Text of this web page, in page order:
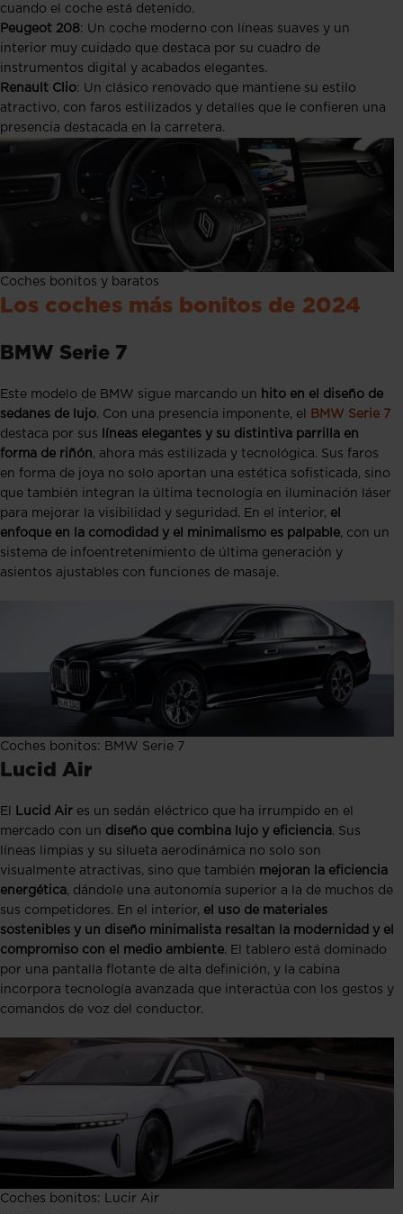
cuando el coche está detenido.
Peugeot 208: Un coche moderno con líneas suaves y un
interior muy cuidado que destaca por su cuadro de
instrumentos digital y acabados elegantes.
Renault Clio: Un clásico renovado que mantiene su estilo
atractivo, con faros estilizados y detalles que le confieren una
presencia destacada en la carretera.
Coches bonitos y baratos
Los coches más bonitos de 2024
BMW Serie 7
Este modelo de BMW sigue marcando un hito en el diseño de
sedanes de lujo. Con una presencia imponente, el
BMW Serie 7
destaca por sus
líneas elegantes y su distintiva parrilla en
forma de riñón, ahora más estilizada y tecnológica. Sus faros
en forma de joya no solo aportan una estética sofisticada, sino
que también integran la última tecnología en iluminación láser
para mejorar la visibilidad y seguridad. En el interior, el
enfoque en la comodidad y el minimalismo es palpable, con un
sistema de infoentretenimiento de última generación y
asientos ajustables con funciones de masaje.
Coches bonitos: BMW Serie 7
Lucid Air
El Lucid Air es un sedán eléctrico que ha irrumpido en el
mercado con un diseño que combina lujo y eficiencia. Sus
líneas limpias y su silueta aerodinámica no solo son
visualmente atractivas, sino que también mejoran la eficiencia
energética, dándole una autonomía superior a la de muchos de
sus competidores. En el interior, el uso de materiales
sostenibles y un diseño minimalista resaltan la modernidad y el
compromiso con el medio ambiente. El tablero está dominado
por una pantalla flotante de alta definición, y la cabina
incorpora tecnología avanzada que interactúa con los gestos y
comandos de voz del conductor.
Coches bonitos: Lucir Air